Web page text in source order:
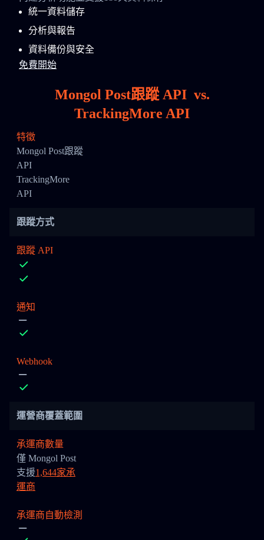
統一資料儲存
分析與報告
資料備份與安全
免費開始
Mongol Post跟蹤 API vs.
TrackingMore API
特徵
Mongol Post跟蹤
API
TrackingMore
API
跟蹤方式
跟蹤 API
通知
Webhook
運營商覆蓋範圍
承運商數量
僅 Mongol Post
支援1,644家承
運商
承運商自動檢測